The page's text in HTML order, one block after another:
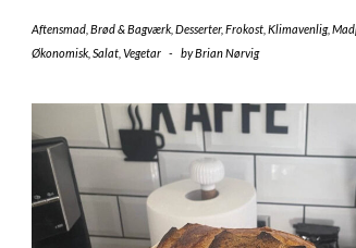
Aftensmad, Brød & Bagværk, Desserter, Frokost, Klimavenlig,
Økonomisk, Salat, Vegetar - byBrian Nørvig